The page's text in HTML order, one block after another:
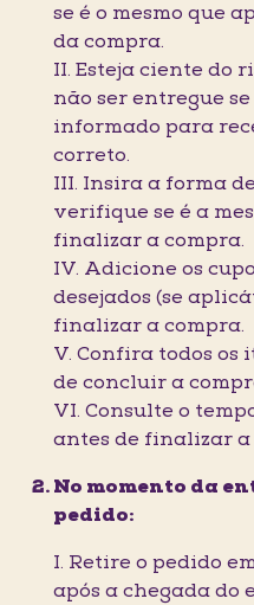
se é o mesmo que
da compra.
II. Esteja ciente do
não ser entregue
informado para
correto.
III. Insira a forma
verifique se é a
finalizar a compra.
IV. Adicione os
desejados (se
finalizar a compra.
V. Confira todos os
de concluir a
VI. Consulte o
antes de finalizar a
No momento da
pedido:
I. Retire o pedido
após a chegada do